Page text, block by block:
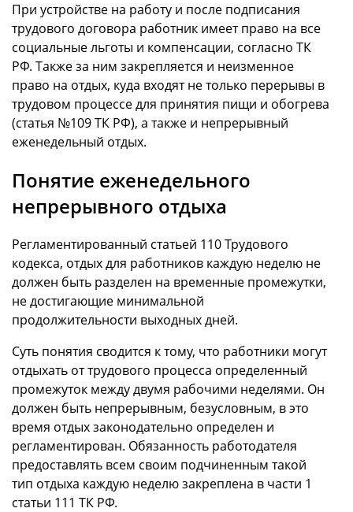
При устройстве на работу и после подписания
трудового договора работник имеет право на все
социальные льготы и компенсации, согласно ТК
РФ. Также за ним закрепляется и неизменное
право на отдых, куда входят не только перерывы в
трудовом процессе для принятия пищи и обогрева
(статья №109 ТК РФ), а также и непрерывный
еженедельный отдых.
Понятие еженедельного
непрерывного отдыха
Регламентированный статьей 110 Трудового
кодекса, отдых для работников каждую неделю не
должен быть разделен на временные промежутки,
не достигающие минимальной
продолжительности выходных дней.
Суть понятия сводится к тому, что работники могут
отдыхать от трудового процесса определенный
промежуток между двумя рабочими неделями. Он
должен быть непрерывным, безусловным, в это
время отдых законодательно определен и
регламентирован. Обязанность работодателя
предоставлять всем своим подчиненным такой
тип отдыха каждую неделю закреплена в части 1
статьи 111 ТК РФ.